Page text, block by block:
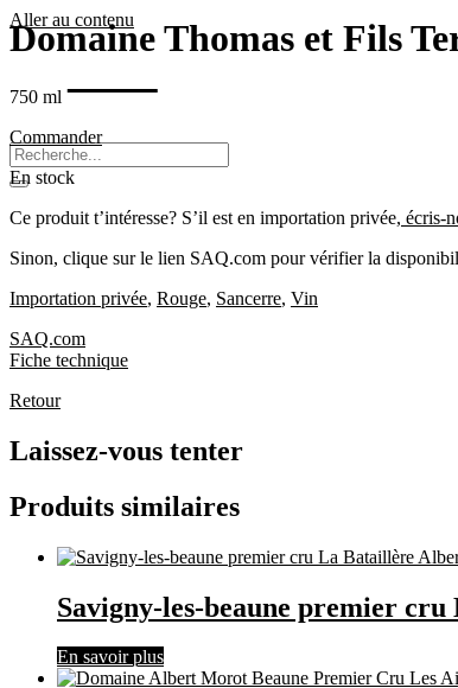
Aller au contenu
Domaine Thomas et Fils
750 ml
Commander
En stock
Ce produit t’intéresse? S’il est en importation privée, écris-
Sinon, clique sur le lien SAQ.com pour vérifier la
Importation privée, Rouge, Sancerre, Vin
SAQ.com
Fiche technique
Retour
Laissez-vous tenter
Produits similaires
Savigny-les-beaune premier
En savoir plus